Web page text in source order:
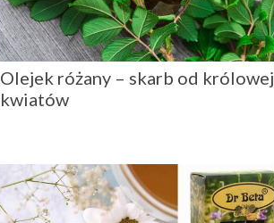
Olejek różany – skarb od królowej
kwiatów